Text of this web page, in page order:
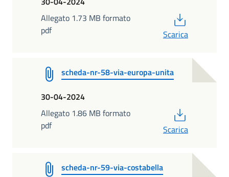
Allegato 1.73 MB formato
pdf
Scarica
scheda-nr-58-via-europa-unita
30-04-2024
Allegato 1.86 MB formato
pdf
Scarica
scheda-nr-59-via-costabella